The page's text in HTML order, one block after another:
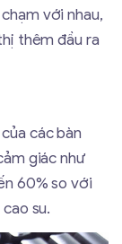
với nhau,
thêm đầu ra
các bàn
giác như
60% so với
su.